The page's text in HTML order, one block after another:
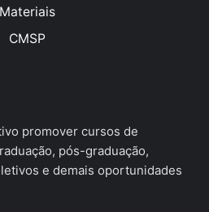
Materiais
CMSP
promover cursos de
pós-graduação,
e demais oportunidades